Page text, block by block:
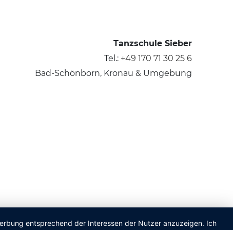
Tanzschule Sieber
Tel.: +49 170 71 30 25 6
Bad-Schönborn, Kronau & Umgebung
entsprechend der Interessen der Nutzer anzuzeigen. Ich